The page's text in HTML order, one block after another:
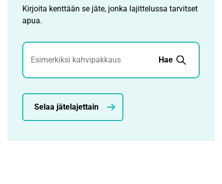
Kirjoita kenttään se jäte, jonka lajittelussa tarvitset
apua.
Jätehaku
Hae
Selaa jätelajettain